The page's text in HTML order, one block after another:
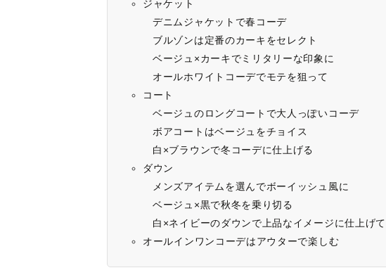
ジャケット
デニムジャケットで春コーデ
ブルゾンは定番のカーキをセレクト
ベージュ×カーキでミリタリーな印象に
オールホワイトコーデでモテを狙って
コート
ベージュのロングコートで大人っぽいコーデ
ボアコートはベージュをチョイス
白×ブラウンで冬コーデに仕上げる
ダウン
メンズアイテムを選んでボーイッシュ風に
ベージュ×黒で秋冬を乗り切る
白×ネイビーのダウンで上品なイメージに仕上げて
オールインワンコーデはアウターで楽しむ